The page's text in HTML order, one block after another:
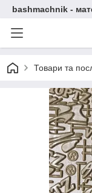
bashmachnik -
Товари та